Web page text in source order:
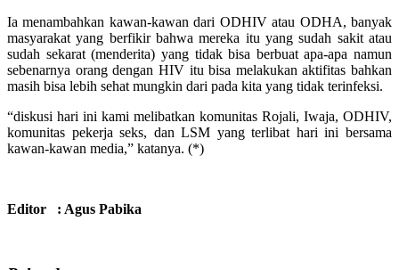
Ia menambahkan kawan-kawan dari ODHIV atau ODHA, banyak
masyarakat yang berfikir bahwa mereka itu yang sudah sakit atau
sudah sekarat (menderita) yang tidak bisa berbuat apa-apa namun
sebenarnya orang dengan HIV itu bisa melakukan aktifitas bahkan
masih bisa lebih sehat mungkin dari pada kita yang tidak terinfeksi.
“diskusi hari ini kami melibatkan komunitas Rojali, Iwaja, ODHIV,
komunitas pekerja seks, dan LSM yang terlibat hari ini bersama
kawan-kawan media,” katanya. (*)
Editor : Agus Pabika